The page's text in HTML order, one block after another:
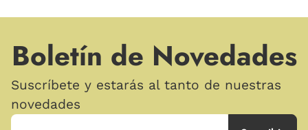
Boletín de Novedades
Suscríbete y estarás al tanto de nuestras
novedades